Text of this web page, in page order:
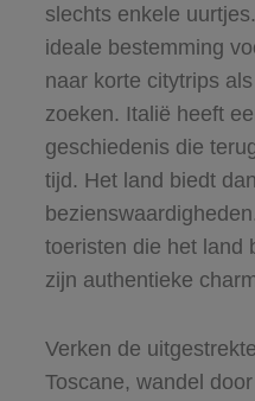
slechts enkele
ideale bestemming
naar korte citytrips
zoeken. Italië heeft
geschiedenis die
tijd. Het land biedt
toeristen die het land
zijn authentieke
Verken de
Toscane, wandel